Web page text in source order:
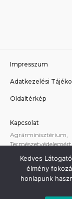
Impresszum
Adatkezelési
Oldaltérkép
Kapcsolat
Agrárminisztérium,
A weboldallal
Kedves
élmény
honlapunk